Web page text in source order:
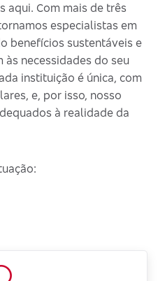
aqui. Com mais de três
especialistas em
benefícios sustentáveis e
às necessidades do seu
instituição é única, com
e, por isso, nosso
à realidade da